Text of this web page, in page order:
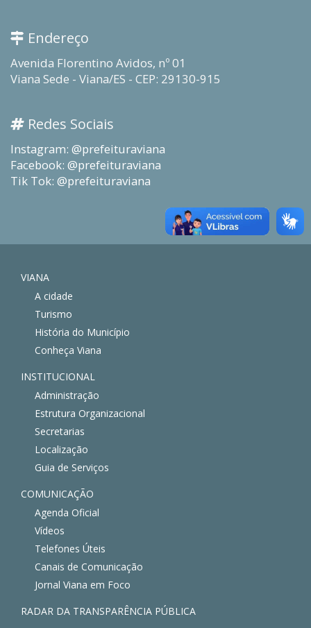
Endereço
Avenida Florentino Avidos, nº 01
Viana Sede - Viana/ES - CEP: 29130-915
Redes Sociais
Instagram: @prefeituraviana
Facebook: @prefeituraviana
Tik Tok: @prefeituraviana
VIANA
A cidade
Turismo
História do Município
Conheça Viana
INSTITUCIONAL
Administração
Estrutura Organizacional
Secretarias
Localização
Guia de Serviços
COMUNICAÇÃO
Agenda Oficial
Vídeos
Telefones Úteis
Canais de Comunicação
Jornal Viana em Foco
RADAR DA TRANSPARÊNCIA PÚBLICA